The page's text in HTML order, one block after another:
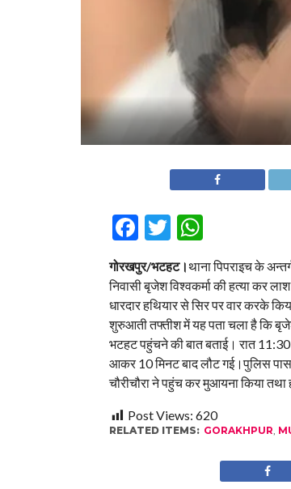
Facebook
Twitter
गोरखपुर/भटहट।थाना पिपराइच के
निवासी बृजेश विश्वकर्मा की हत्या कर
धारदार हथियार से सिर पर वार करके
शुरुआती तफ्तीश में यह पता चला है कि
भटहट पहुंचने की बात बताई। रात
आकर 10 मिनट बाद लौट गई।पुलिस
चौरीचौरा ने पहुंच कर मुआयना किया
Post Views: 620
RELATED ITEMS: GORAKHPUR,